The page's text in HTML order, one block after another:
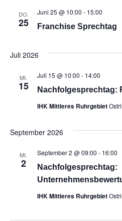
DO.
25 Franchise Sprechtag
Juni 25 @ 10:00 - 15:00
Juli 2026
MI.
15 Nachfolgesprechtag:
Juli 15 @ 10:00 - 14:00
IHK Mittleres Ruhrgebiet
September 2026
MI.
2
Nachfolgesprechtag:
September 2 @ 09:00 - 16:00
IHK Mittleres Ruhrgebiet